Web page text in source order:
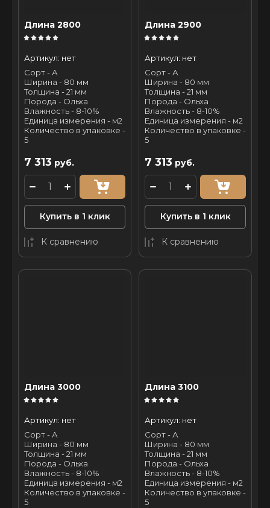
Длина 2800
Артикул: нет
Сорт - А
Ширина - 80 мм
Толщина - 21 мм
Порода - Ольха
Влажность - 8-10%
Единица измерения - м2
Количество в упаковке -
5
7 313 руб.
Купить в 1 клик
К сравнению
Длина 2900
Артикул: нет
Сорт - А
Ширина - 80 мм
Толщина - 21 мм
Порода - Ольха
Влажность - 8-10%
Единица измерения - м2
Количество в упаковке -
5
7 313 руб.
Купить в 1 клик
К сравнению
Длина 3000
Артикул: нет
Сорт - А
Ширина - 80 мм
Толщина - 21 мм
Порода - Ольха
Влажность - 8-10%
Единица измерения - м2
Количество в упаковке -
5
Длина 3100
Артикул: нет
Сорт - А
Ширина - 80 мм
Толщина - 21 мм
Порода - Ольха
Влажность - 8-10%
Единица измерения - м2
Количество в упаковке -
5